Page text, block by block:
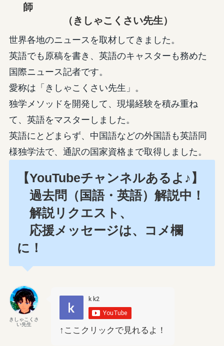
師
（きしゃこくさい先生）
世界各地のニュースを取材してきました。
英語でも原稿を書き、英語のキャスターも務めた
国際ニュース記者です。
愛称は「きしゃこくさい先生」。
独学メソッドを開発して、現場経験を積み重ね
て、英語をマスターしました。
英語にとどまらず、中国語などの外国語も英語同
様独学法で、通訳の国家資格まで取得しました。
【YouTubeチャンネルあるよ♪】
過去問（国語・英語）解説中！
解説リクエスト、
応援メッセージは、コメ欄
に！
きしゃこくさ
い先生
↑ここクリックで見れるよ！